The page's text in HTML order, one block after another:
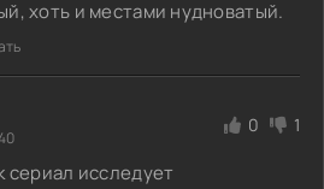
хоть и местами нудноватый.
0 1
сериал исследует